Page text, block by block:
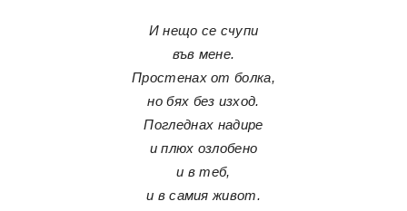
И нещо се счупи
във мене.
Простенах от болка,
но бях без изход.
Погледнах надире
и плюх озлобено
и в теб,
и в самия живот.